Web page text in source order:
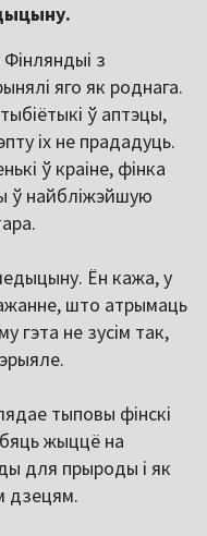
з
яго як роднага.
ў аптэцы,
іх не прададуць.
ў краіне, фінка
ў найбліжэйшую
Ён кажа, у
што атрымаць
гэта не зусім так,
тыповы фінскі
жыццё на
для прыроды і як
дзецям.